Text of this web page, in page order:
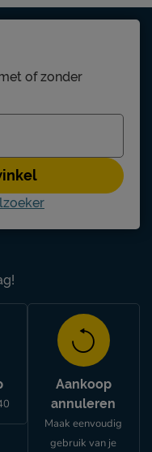
Aankoop
annuleren
Maak eenvoudig
gebruik van je
of zonder